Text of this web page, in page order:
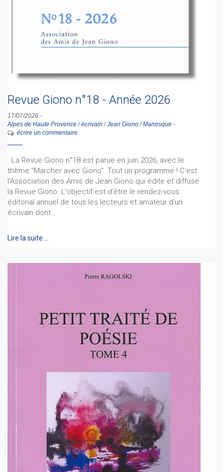
Revue Giono n°18 - Année 2026
17/07/2026 -
Alpes de Haute Provence/écrivain /Jean Giono/Manosque -
écrire un commentaire
La Revue Giono n°18 est parue en juin 2026, avec le
thème "Marcher avec Giono". Tout un programme ! C'est
l'Association des Amis de Jean Giono qui édite et diffuse
la Revue Giono. L'objectif est d'être le rendez-vous
éditorial annuel de tous les lecteurs et amateur d'un
écrivain dont…
Lire la suite …